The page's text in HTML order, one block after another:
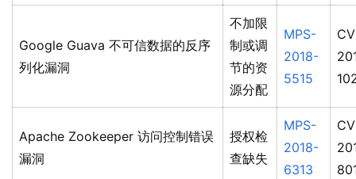
Google Guava 不可信数据的反序
列化漏洞
不加限
制或调
节的资
源分配
MPS-
2018-
5515
Apache Zookeeper 访问控制错误
漏洞
授权检
查缺失
MPS-
2018-
6313